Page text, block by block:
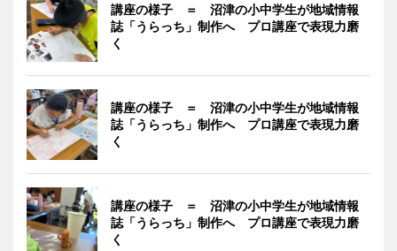
講座の様子 ＝ 沼津の小中学生が地域情報
誌「うらっち」制作へ プロ講座で表現力磨
く
講座の様子 ＝ 沼津の小中学生が地域情報
誌「うらっち」制作へ プロ講座で表現力磨
く
講座の様子 ＝ 沼津の小中学生が地域情報
誌「うらっち」制作へ プロ講座で表現力磨
く